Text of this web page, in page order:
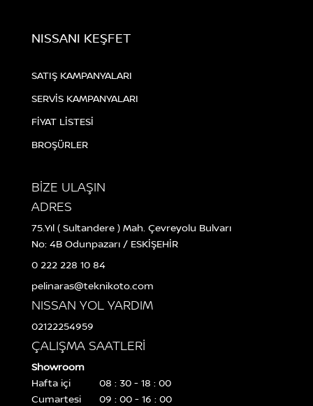
NISSANI KEŞFET
SATIŞ KAMPANYALARI
SERVİS KAMPANYALARI
FİYAT LİSTESİ
BROŞÜRLER
BİZE ULAŞIN
ADRES
75.Yıl ( Sultandere ) Mah. Çevreyolu Bulvarı
No: 4B Odunpazarı / ESKİŞEHİR
0 222 228 10 84
pelinaras@teknikoto.com
NISSAN YOL YARDIM
02122254959
ÇALIŞMA SAATLERİ
Showroom
Hafta içi
08 : 30 - 18 : 00
Cumartesi
09 : 00 - 16 : 00